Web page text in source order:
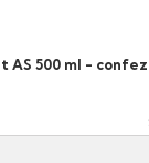
500 ml -